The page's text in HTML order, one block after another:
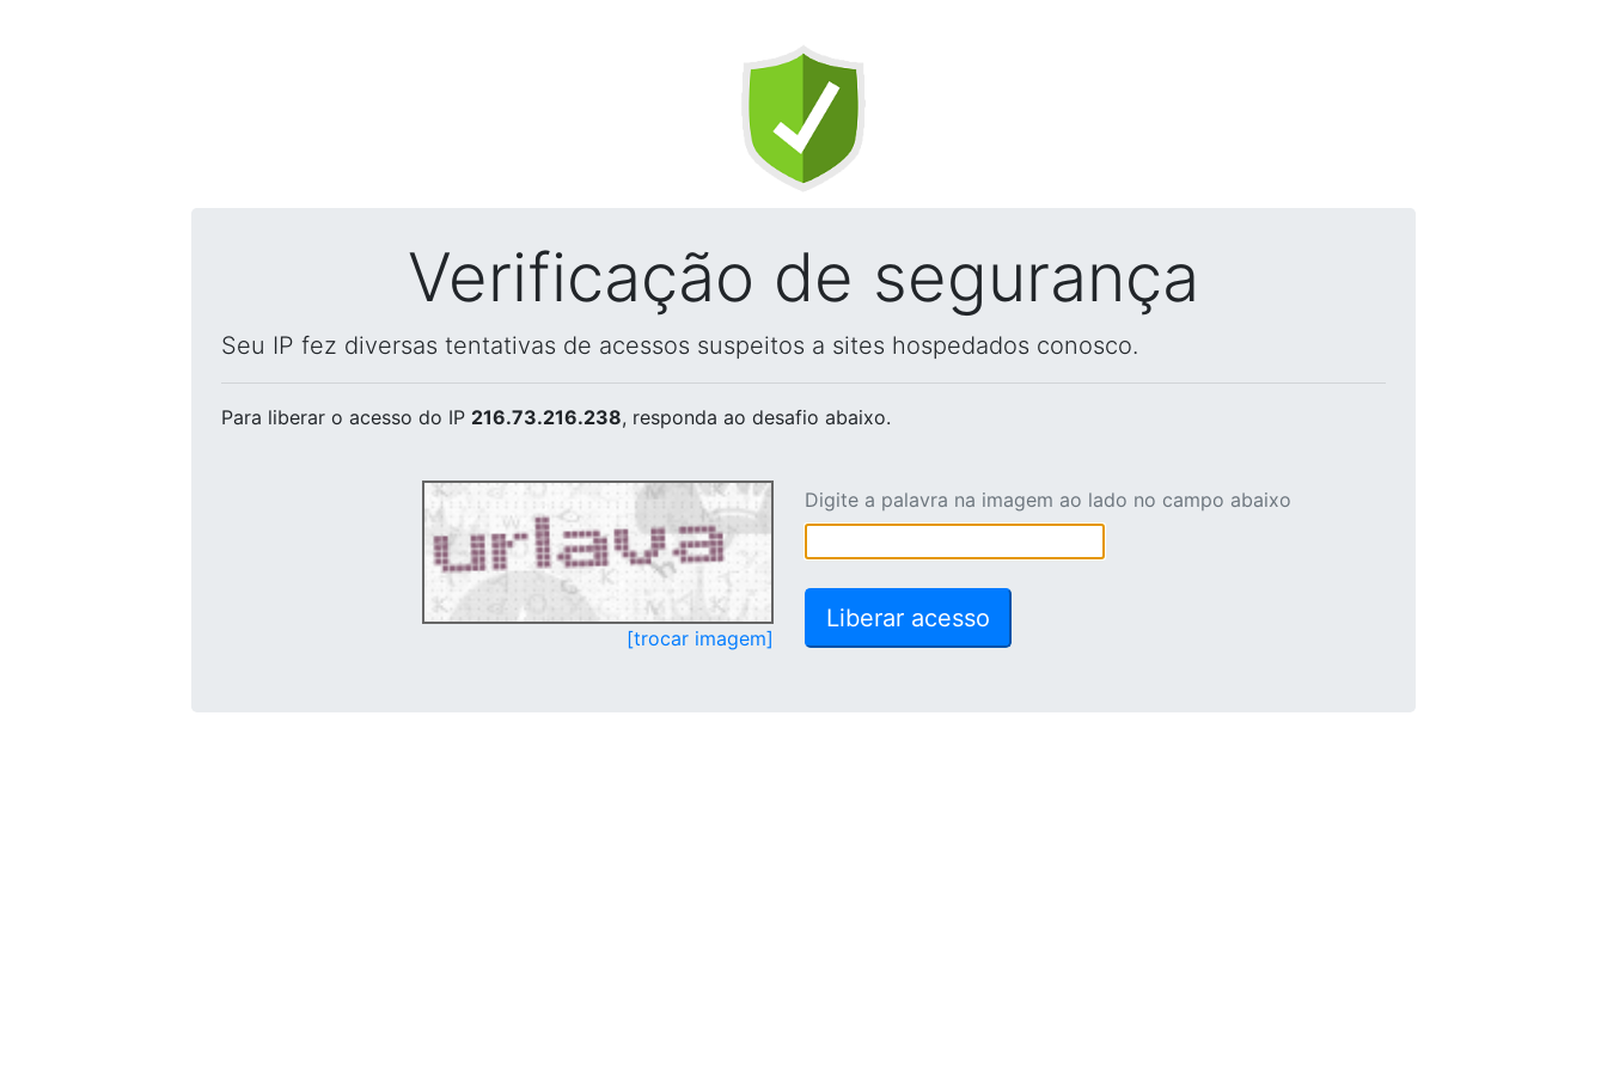
Verificação de segurança
Seu IP fez diversas tentativas de acessos suspeitos a sites hospedados conosco.
Para liberar o acesso do IP 216.73.216.238, responda ao desafio abaixo.
[trocar imagem]
Digite a palavra na imagem ao lado no campo abaixo